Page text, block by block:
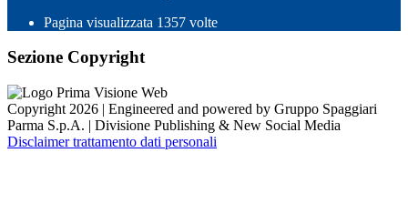
Pagina visualizzata 1357 volte
Sezione Copyright
Copyright 2026 | Engineered and powered by Gruppo Spaggiari
Parma S.p.A. | Divisione Publishing & New Social Media
Disclaimer trattamento dati personali